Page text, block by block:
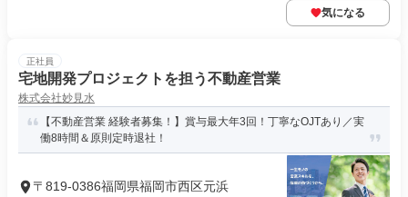
気になる
正社員
宅地開発プロジェクトを担う不動産営業
株式会社妙見水
【不動産営業 経験者募集！】賞与最大年3回！丁寧なOJTあり／実
働8時間＆原則定時退社！
〒819-0386福岡県福岡市西区元浜